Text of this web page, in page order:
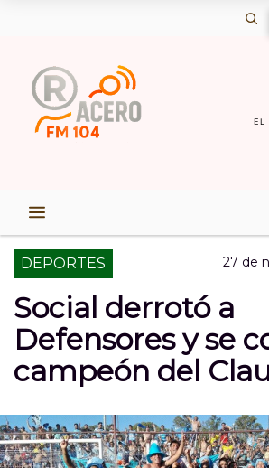
EL
DEPORTES 27 de
Social derrotó a
Defensores y se
campeón del